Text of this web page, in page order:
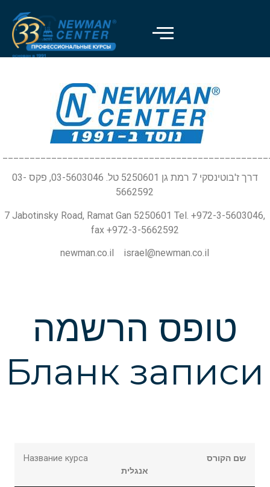
דרך ז'בוטינסקי 7 רמת גן 5250601 טל. 03-5603046, פקס 03-
5662592
7 Jabotinsky Road, Ramat Gan 5250601 Tel. +972-3-5603046,
fax +972-3-5662592
newman.co.il israel@newman.co.il
טופס הרשמה
Бланк записи
Название курса
שם הקורס
אנגלית